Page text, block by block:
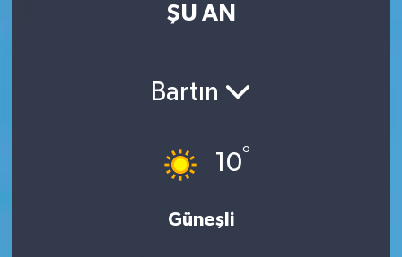
ŞU AN
Bartın
10°
Güneşli